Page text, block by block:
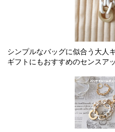
シンプルなバッグに似合う大人
ギフトにもおすすめのセンスア